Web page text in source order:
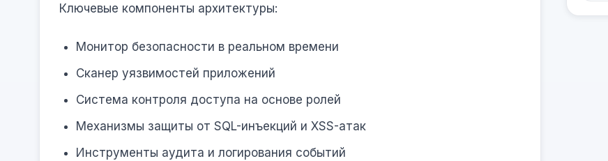
Ключевые компоненты архитектуры:
Монитор безопасности в реальном времени
Сканер уязвимостей приложений
Система контроля доступа на основе ролей
Механизмы защиты от SQL-инъекций и XSS-атак
Инструменты аудита и логирования событий